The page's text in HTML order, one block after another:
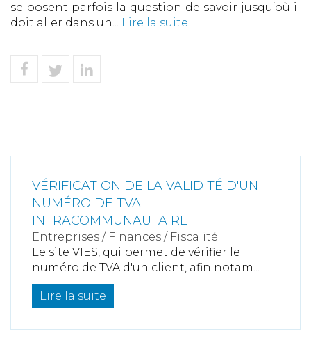
se posent parfois la question de savoir jusqu’où il
doit aller dans un... Lire la suite
VÉRIFICATION DE LA VALIDITÉ D'UN
NUMÉRO DE TVA
INTRACOMMUNAUTAIRE
Entreprises / Finances / Fiscalité
Le site VIES, qui permet de vérifier le
numéro de TVA d'un client, afin notam...
Lire la suite